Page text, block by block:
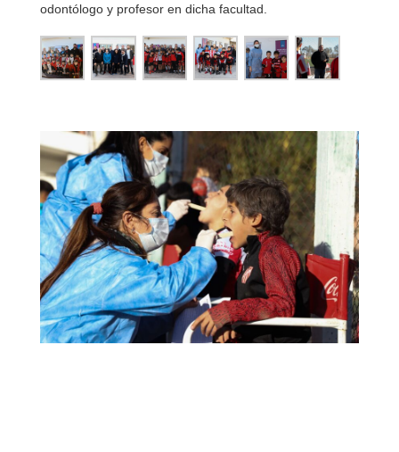
odontólogo y profesor en dicha facultad.